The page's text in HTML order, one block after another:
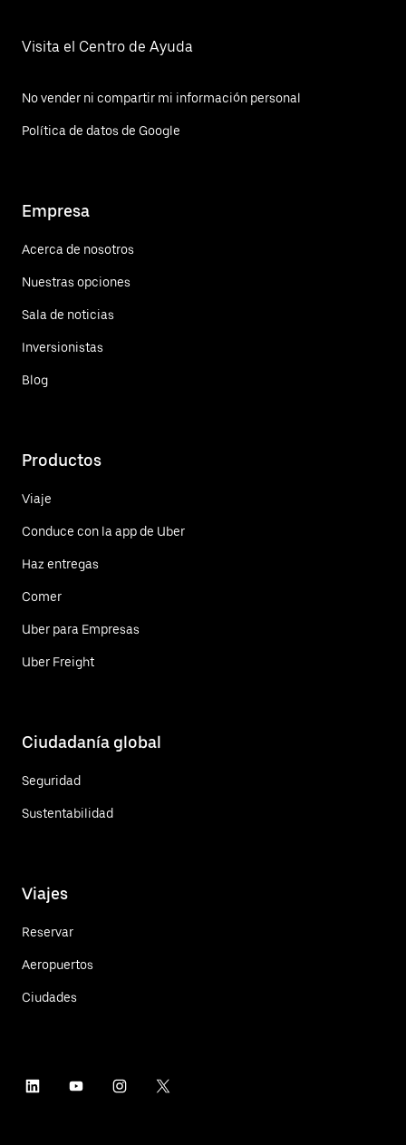
Visita el Centro de Ayuda
No vender ni compartir mi información personal
Política de datos de Google
Empresa
Acerca de nosotros
Nuestras opciones
Sala de noticias
Inversionistas
Blog
Productos
Viaje
Conduce con la app de Uber
Haz entregas
Comer
Uber para Empresas
Uber Freight
Ciudadanía global
Seguridad
Sustentabilidad
Viajes
Reservar
Aeropuertos
Ciudades